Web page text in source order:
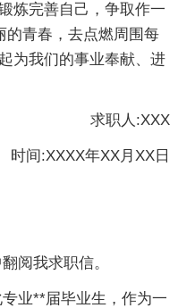
炼完善自己，争取作一
的青春，去点燃周围每
为我们的事业奉献、进
求职人:XXX
间:XXXX年XX月XX日
阅我求职信。
业**届毕业生，作为一